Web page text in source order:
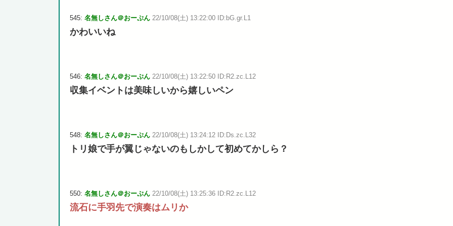
545: 名無しさん＠おーぷん 22/10/08(土) 13:22:00 ID:bG.gr.L1
かわいいね
546: 名無しさん＠おーぷん 22/10/08(土) 13:22:50 ID:R2.zc.L12
収集イベントは美味しいから嬉しいペン
548: 名無しさん＠おーぷん 22/10/08(土) 13:24:12 ID:Ds.zc.L32
トリ娘で手が翼じゃないのもしかして初めてかしら？
550: 名無しさん＠おーぷん 22/10/08(土) 13:25:36 ID:R2.zc.L12
流石に手羽先で演奏はムリか